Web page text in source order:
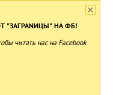
"ЗАГРАNИЦЫ" НА ФБ!
читать нас на Facebook